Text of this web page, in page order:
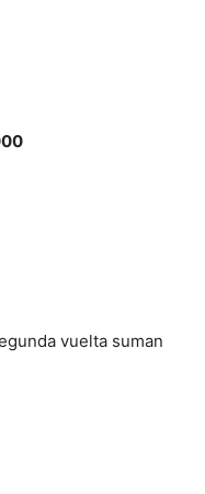
vuelta suman